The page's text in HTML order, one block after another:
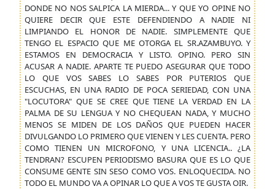
DONDE NO NOS SALPICA LA MIERDA... Y QUE YO OPINE NO
QUIERE DECIR QUE ESTE DEFENDIENDO A NADIE NI
LIMPIANDO EL HONOR DE NADIE. SIMPLEMENTE QUE
TENGO EL ESPACIO QUE ME OTORGA EL SR.AZAMBUYO. Y
ESTAMOS EN DEMOCRACIA Y LISTO. OPINO. PERO SIN
ACUSAR A NADIE. APARTE TE PUEDO ASEGURAR QUE TODO
LO QUE VOS SABES LO SABES POR PUTERIOS QUE
ESCUCHAS, EN UNA RADIO DE POCA SERIEDAD, CON UNA
"LOCUTORA" QUE SE CREE QUE TIENE LA VERDAD EN LA
PALMA DE SU LENGUA Y NO CHEQUEAN NADA, Y MUCHO
MENOS SE MIDEN DE LOS DAÑOS QUE PUEDEN HACER
DIVULGANDO LO PRIMERO QUE VIENEN Y LES CUENTA. PERO
COMO TIENEN UN MICROFONO, Y UNA LICENCIA.. ¿LA
TENDRAN? ESCUPEN PERIODISMO BASURA QUE ES LO QUE
CONSUME GENTE SIN SESO COMO VOS. ENLOQUECIDA. NO
TODO EL MUNDO VA A OPINAR LO QUE A VOS TE GUSTA OIR.